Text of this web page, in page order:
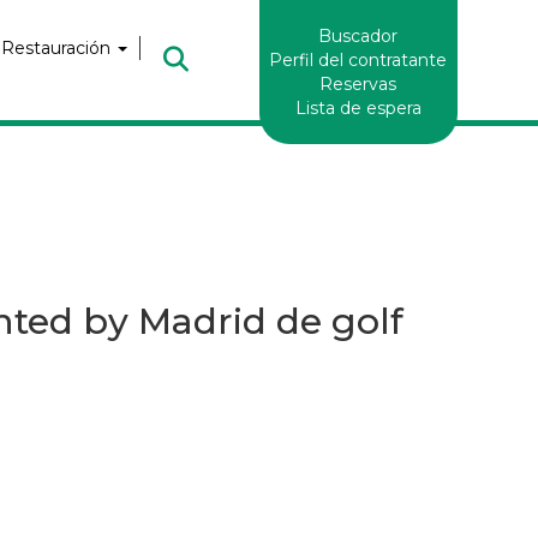
Header
Buscador
Perfil del contratante
Reservas
Lista de espera
by Madrid de golf